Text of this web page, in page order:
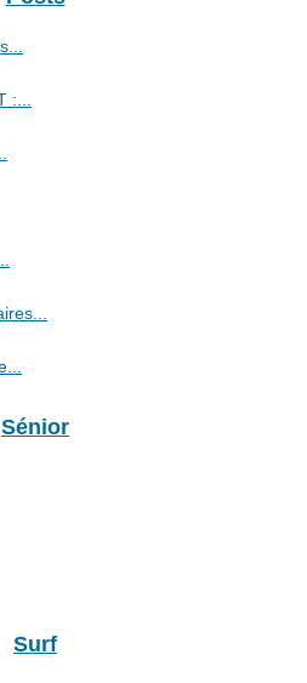
:...
Sénior
Surf